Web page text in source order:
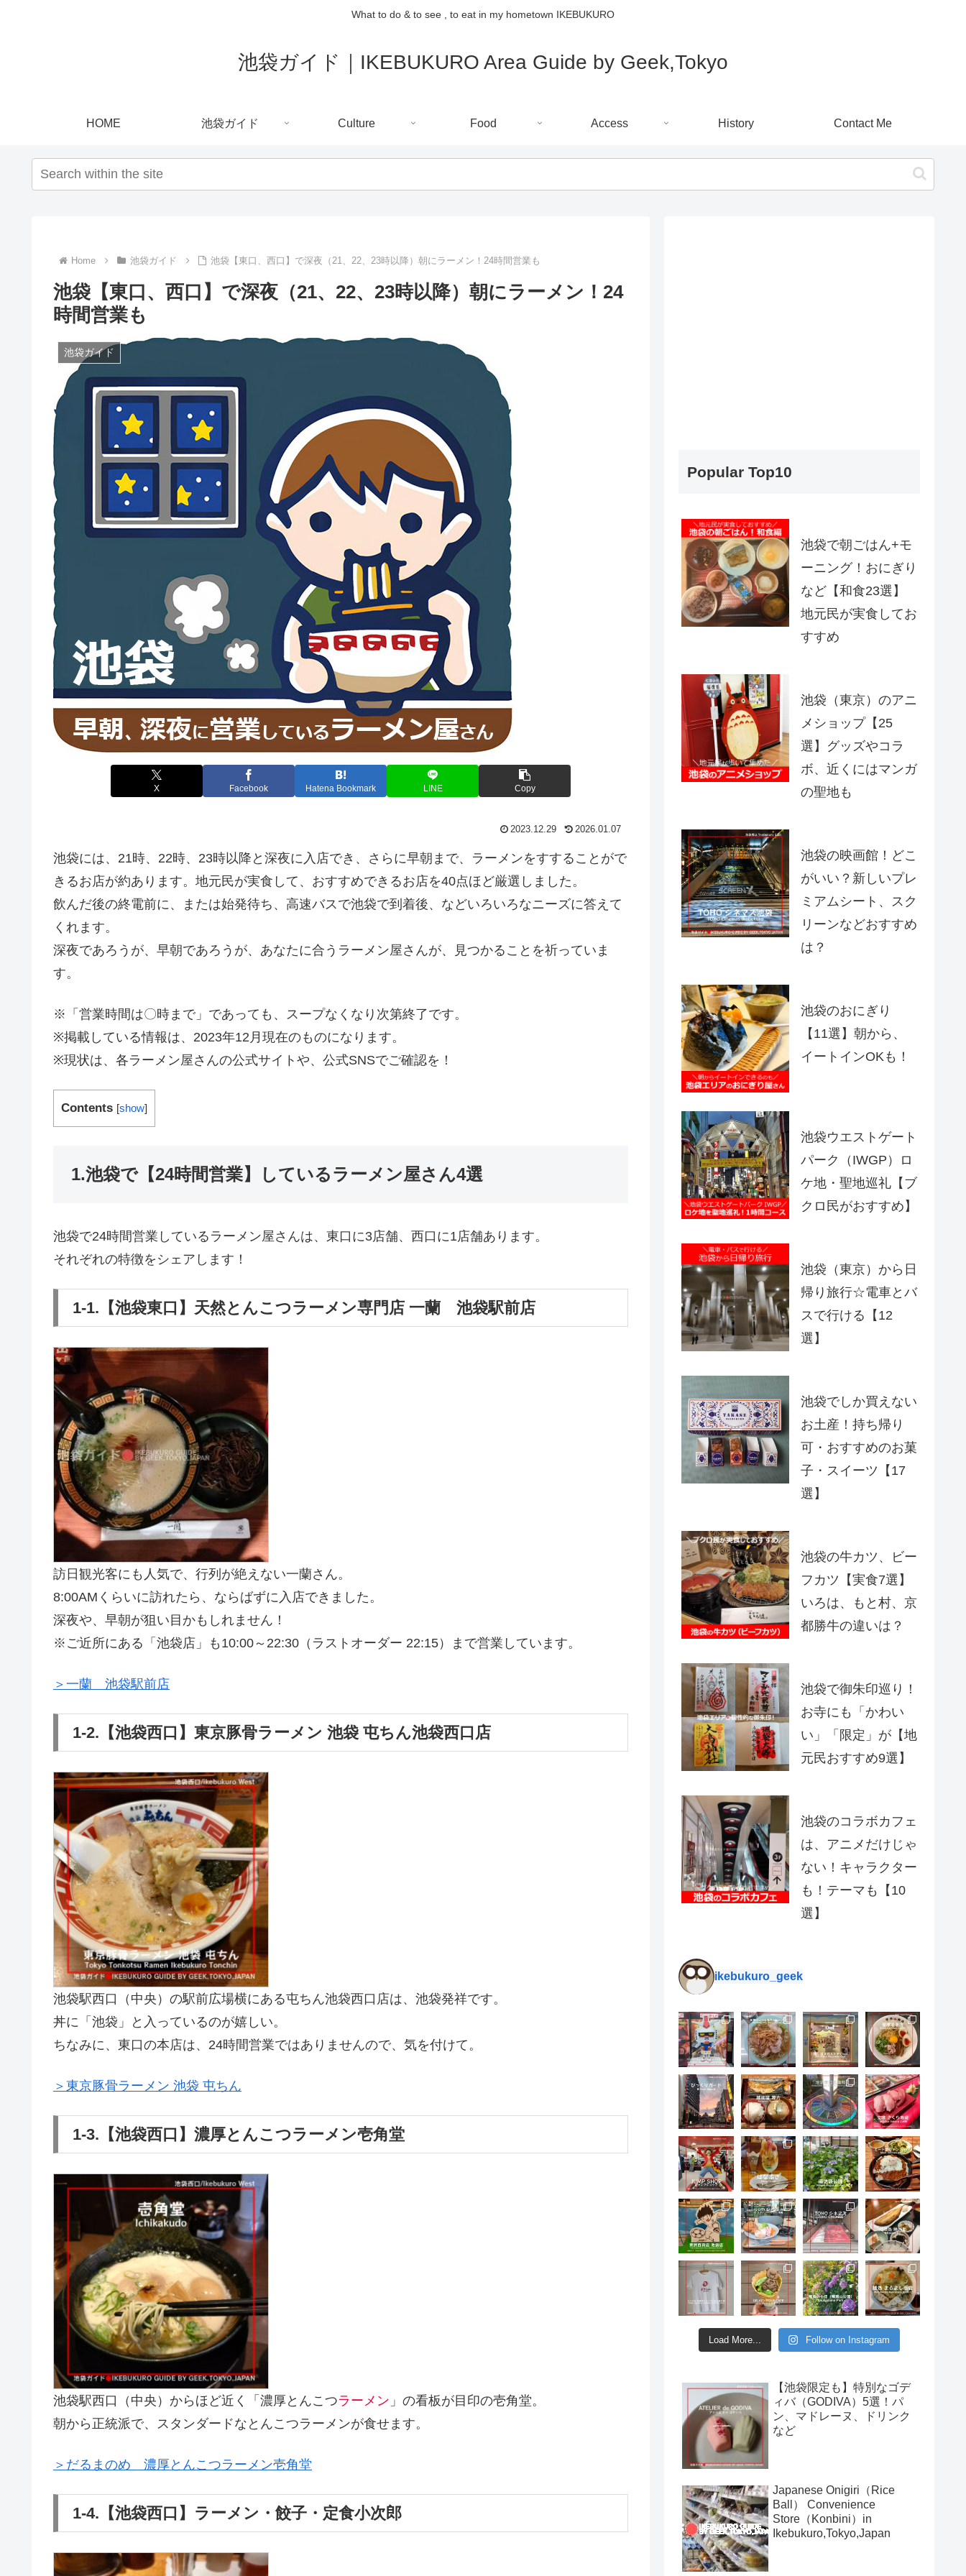
What to do & to see , to eat in my hometown IKEBUKURO
池袋ガイド｜IKEBUKURO Area Guide by Geek,Tokyo
HOME 池袋ガイド Culture Food Access History Contact Me
Home 池袋ガイド 池袋【東口、西口】で深夜（21、22、23時以降）朝にラーメン！24時間営業も
池袋【東口、西口】で深夜（21、22、23時以降）朝にラーメン！24
時間営業も
池袋ガイド
X Facebook Hatena Bookmark LINE Copy
2023.12.29 2026.01.07
池袋には、21時、22時、23時以降と深夜に入店でき、さらに早朝まで、ラーメンをすすることがで
きるお店が約あります。地元民が実食して、おすすめできるお店を40点ほど厳選しました。
飲んだ後の終電前に、または始発待ち、高速バスで池袋で到着後、などいろいろなニーズに答えて
くれます。
深夜であろうが、早朝であろうが、あなたに合うラーメン屋さんが、見つかることを祈っていま
す。
※「営業時間は〇時まで」であっても、スープなくなり次第終了です。
※掲載している情報は、2023年12月現在のものになります。
※現状は、各ラーメン屋さんの公式サイトや、公式SNSでご確認を！
Contents [show]
1.池袋で【24時間営業】しているラーメン屋さん4選
池袋で24時間営業しているラーメン屋さんは、東口に3店舗、西口に1店舗あります。
それぞれの特徴をシェアします！
1-1.【池袋東口】天然とんこつラーメン専門店 一蘭 池袋駅前店
訪日観光客にも人気で、行列が絶えない一蘭さん。
8:00AMくらいに訪れたら、ならばずに入店できました。
深夜や、早朝が狙い目かもしれません！
※ご近所にある「池袋店」も10:00～22:30（ラストオーダー 22:15）まで営業しています。
＞一蘭 池袋駅前店
1-2.【池袋西口】東京豚骨ラーメン 池袋 屯ちん池袋西口店
池袋駅西口（中央）の駅前広場横にある屯ちん池袋西口店は、池袋発祥です。
丼に「池袋」と入っているのが嬉しい。
ちなみに、東口の本店は、24時間営業ではありませんので、気を付けて。
＞東京豚骨ラーメン 池袋 屯ちん
1-3.【池袋西口】濃厚とんこつラーメン壱角堂
池袋駅西口（中央）からほど近く「濃厚とんこつラーメン 」の看板が目印の壱角堂。
朝から正統派で、スタンダードなとんこつラーメンが食せます。
＞だるまのめ 濃厚とんこつラーメン壱角堂
1-4.【池袋西口】ラーメン・餃子・定食小次郎
Popular Top10
池袋で朝ごはん+モ
ーニング！おにぎり
など【和食23選】
地元民が実食してお
すすめ
池袋（東京）のアニ
メショップ【25
選】グッズやコラ
ボ、近くにはマンガ
の聖地も
池袋の映画館！どこ
がいい？新しいプレ
ミアムシート、スク
リーンなどおすすめ
は？
池袋のおにぎり
【11選】朝から、
イートインOKも！
池袋ウエストゲート
パーク（IWGP）ロ
ケ地・聖地巡礼【ブ
クロ民がおすすめ】
池袋（東京）から日
帰り旅行☆電車とバ
スで行ける【12
選】
池袋でしか買えない
お土産！持ち帰り
可・おすすめのお菓
子・スイーツ【17
選】
池袋の牛カツ、ビー
フカツ【実食7選】
いろは、もと村、京
都勝牛の違いは？
池袋で御朱印巡り！
お寺にも「かわい
い」「限定」が【地
元民おすすめ9選】
池袋のコラボカフェ
は、アニメだけじゃ
ない！キャラクター
も！テーマも【10
選】
ikebukuro_geek
Load More... Follow on Instagram
【池袋限定も】特別なゴデ
ィバ（GODIVA）5選！パ
ン、マドレーヌ、ドリンク
など
Japanese Onigiri（Rice
Ball） Convenience
Store（Konbini）in
Ikebukuro,Tokyo,Japan